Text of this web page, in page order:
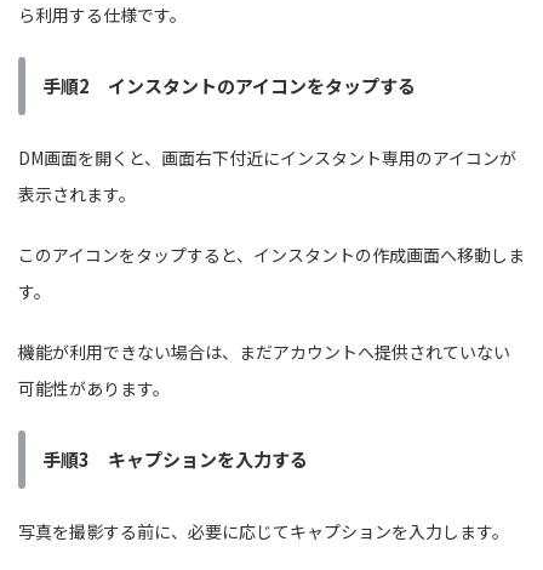
ら利用する仕様です。
手順2 インスタントのアイコンをタップする
DM画面を開くと、画面右下付近にインスタント専用のアイコンが
表示されます。
このアイコンをタップすると、インスタントの作成画面へ移動しま
す。
機能が利用できない場合は、まだアカウントへ提供されていない
可能性があります。
手順3 キャプションを入力する
写真を撮影する前に、必要に応じてキャプションを入力します。